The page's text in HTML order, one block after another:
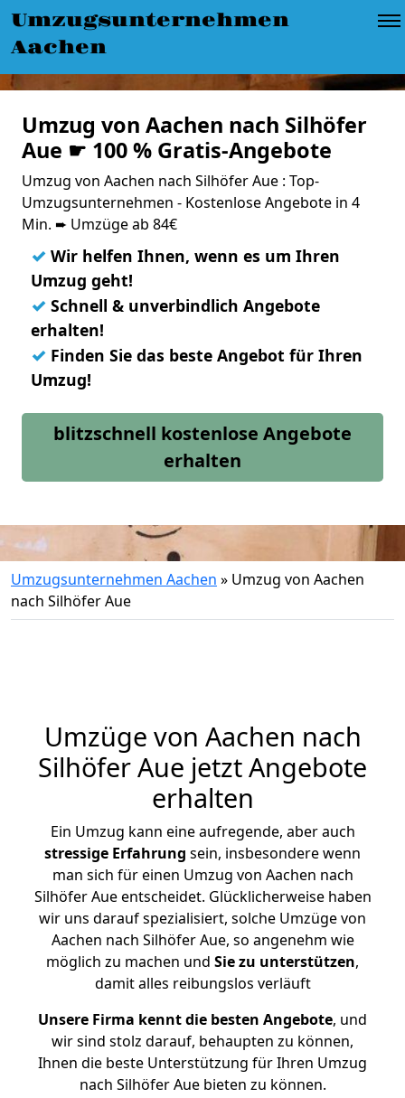
Umzugsunternehmen
Aachen
Umzug von Aachen nach Silhöfer
Aue ☛ 100 % Gratis-Angebote
Umzug von Aachen nach Silhöfer Aue : Top-
Umzugsunternehmen - Kostenlose Angebote in 4
Min. ➨ Umzüge ab 84€
✓ Wir helfen Ihnen, wenn es um Ihren
Umzug geht!
✓ Schnell & unverbindlich Angebote
erhalten!
✓ Finden Sie das beste Angebot für Ihren
Umzug!
blitzschnell kostenlose Angebote
erhalten
Umzugsunternehmen Aachen » Umzug von Aachen
nach Silhöfer Aue
Umzüge von Aachen nach
Silhöfer Aue jetzt Angebote
erhalten
Ein Umzug kann eine aufregende, aber auch
stressige Erfahrung sein, insbesondere wenn
man sich für einen Umzug von Aachen nach
Silhöfer Aue entscheidet. Glücklicherweise haben
wir uns darauf spezialisiert, solche Umzüge von
Aachen nach Silhöfer Aue, so angenehm wie
möglich zu machen und Sie zu unterstützen,
damit alles reibungslos verläuft
Unsere Firma kennt die besten Angebote, und
wir sind stolz darauf, behaupten zu können,
Ihnen die beste Unterstützung für Ihren Umzug
nach Silhöfer Aue bieten zu können.